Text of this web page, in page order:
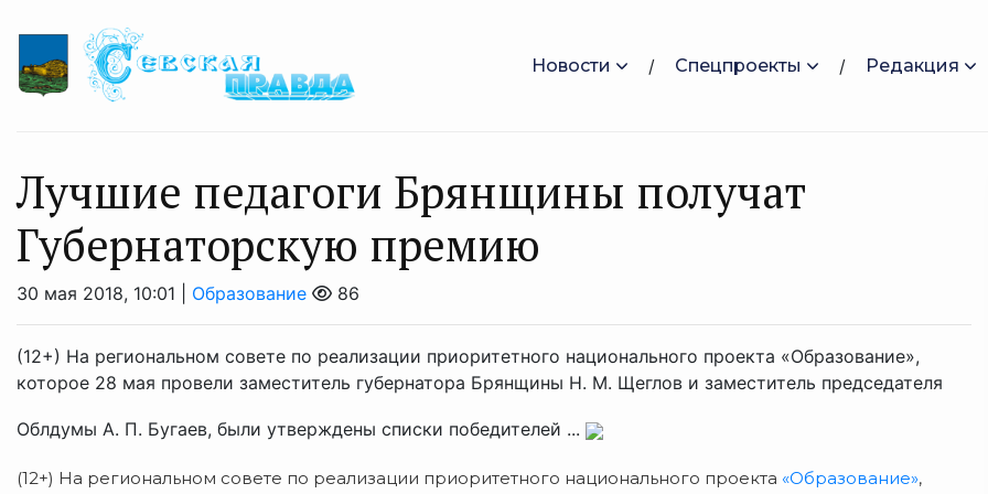
Новости Спецпроекты Редакция
Лучшие педагоги Брянщины получат
Губернаторскую премию
30 мая 2018, 10:01 | Образование 86
(12+) На региональном совете по реализации приоритетного национального проекта «Образование»,
которое 28 мая провели заместитель губернатора Брянщины Н. М. Щеглов и заместитель председателя
Облдумы А. П. Бугаев, были утверждены списки победителей ...
(12+) На региональном совете по реализации приоритетного национального проекта «Образование»,